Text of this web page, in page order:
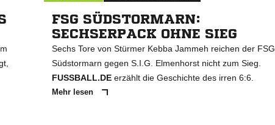
FSG SÜDSTORMARN:
SECHSERPACK OHNE SIEG
Sechs Tore von Stürmer Kebba Jammeh reichen der FSG
Südstormarn gegen S.I.G. Elmenhorst nicht zum Sieg.
FUSSBALL.DEerzählt die Geschichte des irren 6:6.
Mehr lesen